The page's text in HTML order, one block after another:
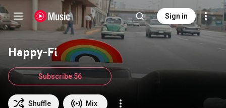
Sign in
Happy-Fi
Shuffle Mix
Subscribe 56